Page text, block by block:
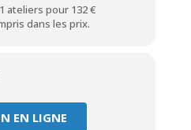
ateliers pour 132 €
dans les prix.
EN LIGNE